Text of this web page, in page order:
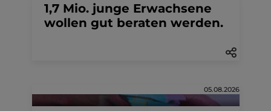
1,7 Mio. junge Erwachsene
wollen gut beraten werden.
05.08.2026